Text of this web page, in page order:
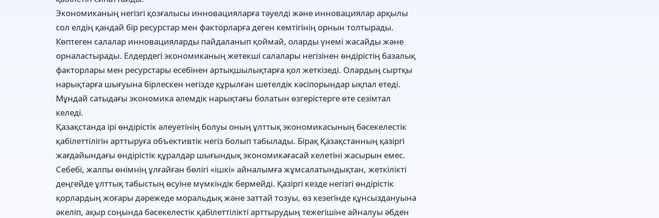
Экономиканың негізгі қозғалысы инновацияларға тәуелді және инновациялар арқылы
сол елдің қандай бір ресурстар мен факторларға деген кемтігінің орнын толтырады.
Көптеген салалар инновацияларды пайдаланып қоймай, оларды үнемі жасайды және
орналастырады. Елдердегі экономиканың жетекші салалары негізінен өндірістің базалық
факторлары мен ресурстары есебінен артықшылықтарға қол жеткізеді. Олардың сыртқы
нарықтарға шығуына бірлескен негізде құрылған шетелдік кәсіпорындар ықпал етеді.
Мұндай сатыдағы экономика әлемдік нарықтағы болатын өзгерістерге өте сезімтал
келеді.
Қазақстанда ірі өндірістік әлеуетінің болуы оның ұлттық экономикасының бәсекелестік
қабілеттілігін арттыруға объективтік негіз болып табылады. Бірақ Қазақстанның қазіргі
жағдайындағы өндірістік құралдар шығындық экономикағасай келетіні жасырын емес.
Себебі, жалпы өнімнің ұлғайған бөлігі «ішкі» айналымға жұмсалатындықтан, жеткілікті
деңгейде ұлттық табыстың өсуіне мүмкіндік бермейді. Қазіргі кезде негізгі өндірістік
қорлардың жоғары дәрежеде моральдық және заттай тозуы, өз кезегінде құнсыздануына
әкеліп, ақыр соңында бәсекелестік қабілеттілікті арттырудың тежегішіне айналуы әбден